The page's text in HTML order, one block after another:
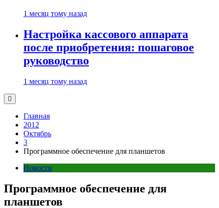
1 месяц тому назад
Настройка кассового аппарата
после приобретения: пошаговое
руководство
1 месяц тому назад
Главная
2012
Октябрь
3
Программное обеспечение для планшетов
Новости
Программное обеспечение для
планшетов